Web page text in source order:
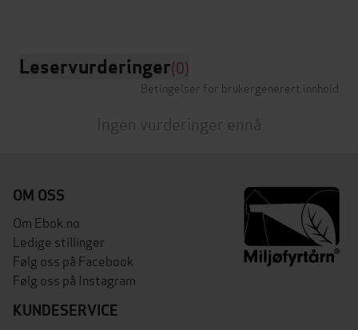
Leservurderinger(0)
Betingelser for brukergenerert innhold
Ingen vurderinger ennå
OM OSS
Om Ebok.no
Ledige stillinger
Følg oss på Facebook
Følg oss på Instagram
KUNDESERVICE